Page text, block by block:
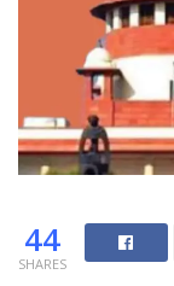
44
SHARES